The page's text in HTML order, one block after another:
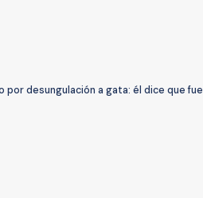
desungulación a gata: él dice que fue